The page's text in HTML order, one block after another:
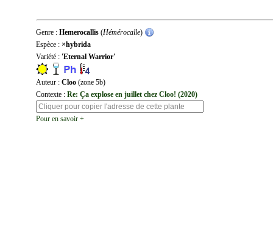
Genre : Hemerocallis (Hémérocalle)
Espèce : ×hybrida
Variété : 'Eternal Warrior'
Auteur : Cloo (zone 5b)
Contexte : Re: Ça explose en juillet chez Cloo! (2020)
Pour en savoir +